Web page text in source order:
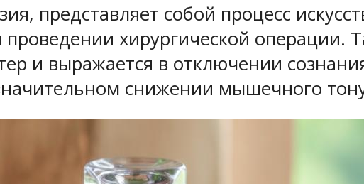
представляет собой процесс
хирургической операции.
и выражается в отключении
снижении мышечного